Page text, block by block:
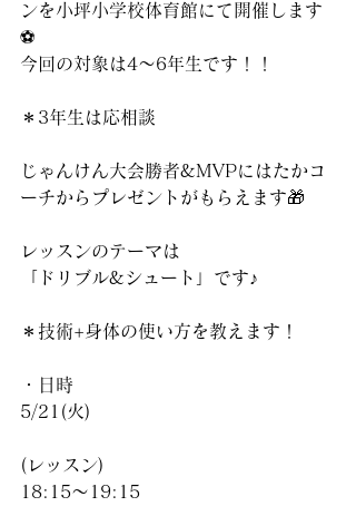
ンを小坪小学校体育館にて開催します
⚽️
今回の対象は4〜6年生です！！
＊3年生は応相談
じゃんけん大会勝者&MVPにはたかコ
ーチからプレゼントがもらえます🎁
レッスンのテーマは
「ドリブル&シュート」です♪
＊技術+身体の使い方を教えます！
・日時
5/21(火)
(レッスン)
18:15〜19:15